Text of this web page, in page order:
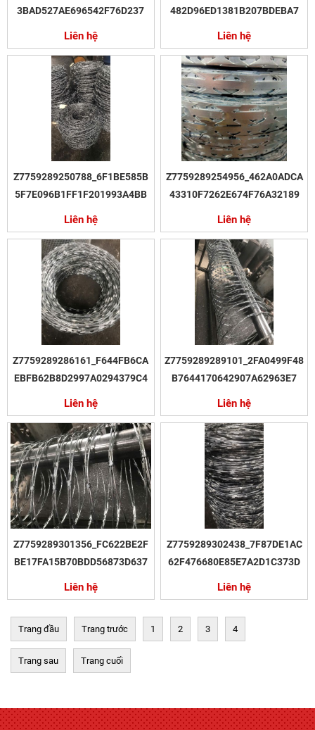
3BAD527AE696542F76D237
Liên hệ
482D96ED1381B207BDEBA7
Liên hệ
Z7759289250788_6F1BE585B
5F7E096B1FF1F201993A4BB
Liên hệ
Z7759289254956_462A0ADCA
43310F7262E674F76A32189
Liên hệ
Z7759289286161_F644FB6CA
EBFB62B8D2997A0294379C4
Liên hệ
Z7759289289101_2FA0499F48
B7644170642907A62963E7
Liên hệ
Z7759289301356_FC622BE2F
BE17FA15B70BDD56873D637
Liên hệ
Z7759289302438_7F87DE1AC
62F476680E85E7A2D1C373D
Liên hệ
Trang đầu Trang trước 1 2 3 4
Trang sau Trang cuối